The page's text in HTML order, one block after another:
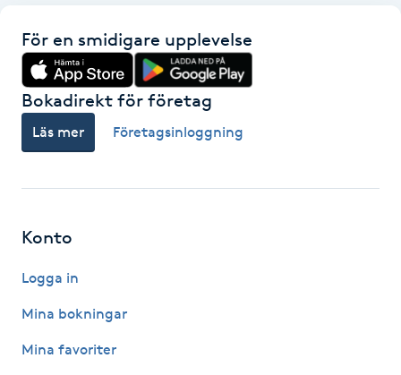
Healing
Herrklippning
Hollywood Peel
Hot Stone Massage
Hudföryngring
För en smidigare upplevelse
Bokadirekt för företag
Läs mer Företagsinloggning
Konto
Logga in
Mina bokningar
Mina favoriter